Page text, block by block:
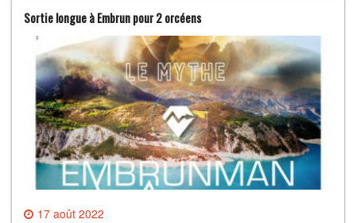
Sortie longue à Embrun pour 2 orcéens
17 août 2022